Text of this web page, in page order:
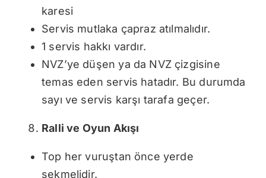
karesi
Servis mutlaka çapraz atılmalıdır.
1 servis hakkı vardır.
NVZ’ye düşen ya da NVZ çizgisine
temas eden servis hatadır. Bu durumda
sayı ve servis karşı tarafa geçer.
Ralli ve Oyun Akışı
Top her vuruştan önce yerde
sekmelidir.